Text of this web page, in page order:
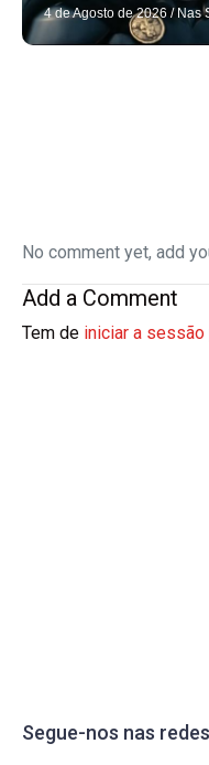
4 de Agosto de 2026 / Nas
No comment yet, add
Add a Comment
Tem de iniciar a sessão
Segue-nos nas